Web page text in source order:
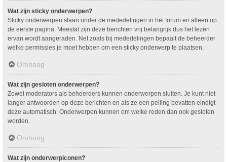
Wat zijn sticky onderwerpen?
Sticky onderwerpen staan onder de mededelingen in het forum en alleen op
de eerste pagina. Meestal zijn deze berichten vrij belangrijk dus het lezen
ervan wordt aangeraden. Net zoals bij mededelingen bepaalt de beheerder
welke permissies je moet hebben om een sticky onderwerp te plaatsen.
Omhoog
Wat zijn gesloten onderwerpen?
Zowel moderators als beheerders kunnen onderwerpen sluiten. Je kunt niet
langer antwoorden op deze berichten en als ze een peiling bevatten eindigt
deze automatisch. Onderwerpen kunnen om welke reden dan ook gesloten
worden.
Omhoog
Wat zijn onderwerpiconen?